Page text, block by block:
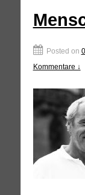
Posted on
Kommentare ↓